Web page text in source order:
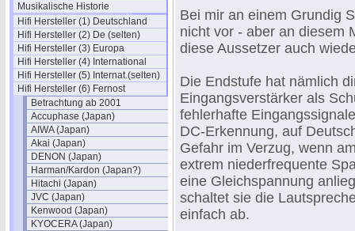
Musikalische Historie
Hifi Hersteller (1) Deutschland
Hifi Hersteller (2) De (selten)
Hifi Hersteller (3) Europa
Hifi Hersteller (4) International
Hifi Hersteller (5) Internat.(selten)
Hifi Hersteller (6) Fernost
Betrachtung ab 2001
Accuphase (Japan)
AIWA (Japan)
Akai (Japan)
DENON (Japan)
Harman/Kardon (Japan?)
Hitachi (Japan)
JVC (Japan)
Kenwood (Japan)
KYOCERA (Japan)
Bei mir an einem Grundig
nicht vor - aber an diesem
diese Aussetzer auch
Die Endstufe hat nämlich
Eingangsverstärker als
fehlerhafte
DC-Erkennung, auf
Gefahr im Verzug, wenn
extrem niederfrequente
eine Gleichspannung
schaltet sie die
einfach ab.